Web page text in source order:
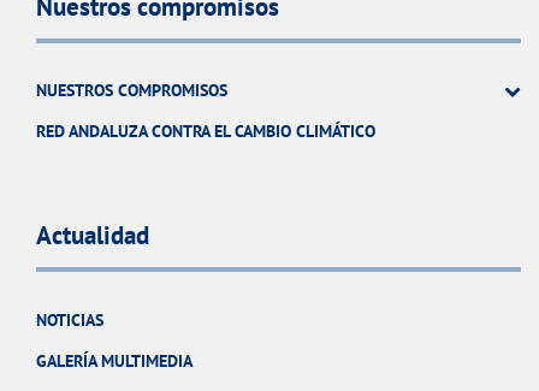
NUESTROS COMPROMISOS
RED ANDALUZA CONTRA EL CAMBIO CLIMÁTICO
Actualidad
NOTICIAS
GALERÍA MULTIMEDIA